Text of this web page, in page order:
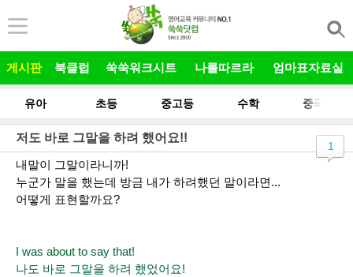
게시판 북클럽 쑥쑥워크시트 나를따르라 엄마표자료실
유아 초등 중고등 수학 중국어
저도 바로 그말을 하려 했어요!!
1
내말이 그말이라니까!
누군가 말을 했는데 방금 내가 하려했던 말이라면...
어떻게 표현할까요?
I was about to say that!
나도 바로 그말을 하려 했었어요!